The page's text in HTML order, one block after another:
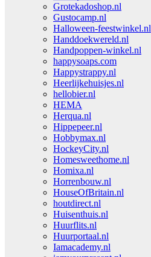
Grotekadoshop.nl
Gustocamp.nl
Halloween-feestwinkel.nl
Handdoekwereld.nl
Handpoppen-winkel.nl
happysoaps.com
Happystrappy.nl
Heerlijkehuisjes.nl
hellobier.nl
HEMA
Herqua.nl
Hippepeer.nl
Hobbymax.nl
HockeyCity.nl
Homesweethome.nl
Homixa.nl
Horrenbouw.nl
HouseOfBritain.nl
houtdirect.nl
Huisenthuis.nl
Huurflits.nl
Huurportaal.nl
Iamacademy.nl